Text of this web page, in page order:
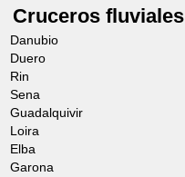
Cruceros fluviales
Danubio
Duero
Rin
Sena
Guadalquivir
Loira
Elba
Garona